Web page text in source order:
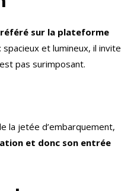
sur la plateforme
: spacieux et lumineux, il invite
pas surimposant.
la jetée d’embarquement,
et donc son entrée